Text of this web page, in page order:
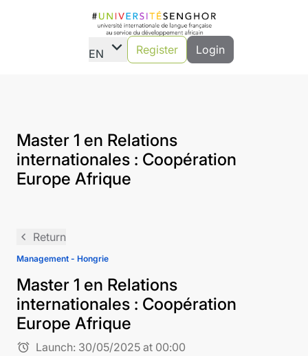
EN expand_more Register Login
Master 1 en Relations
internationales : Coopération
Europe Afrique
navigate_before Return
Management - Hongrie
Master 1 en Relations
internationales : Coopération
Europe Afrique
alarm Launch: 30/05/2025 at 00:00